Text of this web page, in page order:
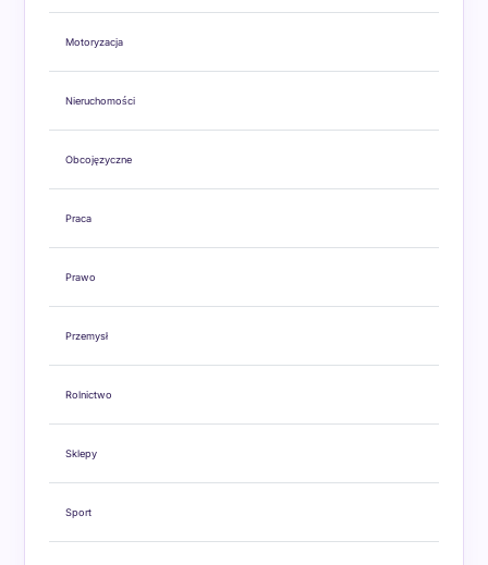
Motoryzacja
Nieruchomości
Obcojęzyczne
Praca
Prawo
Przemysł
Rolnictwo
Sklepy
Sport